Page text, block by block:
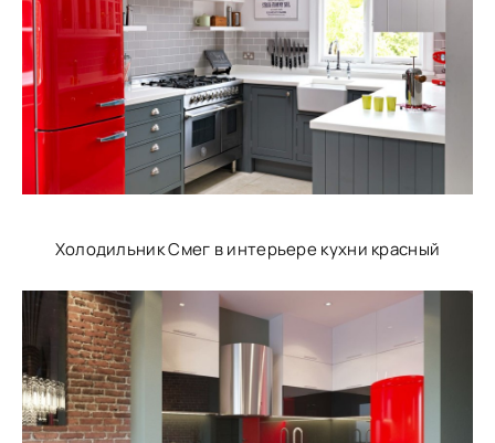
Холодильник Смег в интерьере кухни красный